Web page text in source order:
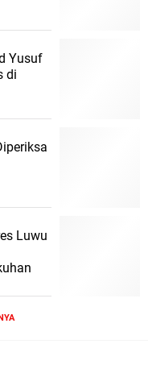
Yusuf
di
Luwu